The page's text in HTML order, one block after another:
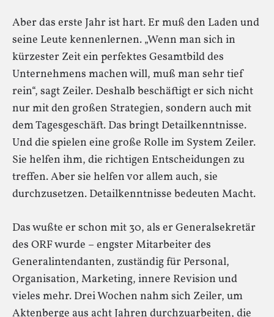
Aber das erste Jahr ist hart. Er muß den Laden und
seine Leute kennenlernen. „Wenn man sich in
kürzester Zeit ein perfektes Gesamtbild des
Unternehmens machen will, muß man sehr tief
rein“, sagt Zeiler. Deshalb beschäftigt er sich nicht
nur mit den großen Strategien, sondern auch mit
dem Tagesgeschäft. Das bringt Detailkenntnisse.
Und die spielen eine große Rolle im System Zeiler.
Sie helfen ihm, die richtigen Entscheidungen zu
treffen. Aber sie helfen vor allem auch, sie
durchzusetzen. Detailkenntnisse bedeuten Macht.
Das wußte er schon mit 30, als er Generalsekretär
des ORF wurde – engster Mitarbeiter des
Generalintendanten, zuständig für Personal,
Organisation, Marketing, innere Revision und
vieles mehr. Drei Wochen nahm sich Zeiler, um
Aktenberge aus acht Jahren durchzuarbeiten, die